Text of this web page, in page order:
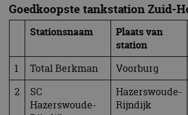
Goedkoopste tankstation Zuid-
Stationsnaam
Plaats van
station
1
Total Berkman Voorburg
2
SC
Hazerswoude-
Hazerswoude-
Rijndijk